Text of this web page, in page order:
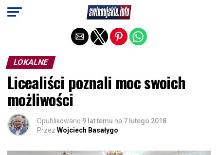
LOKALNE
Licealiści poznali moc swoich
możliwości
Opublikowano 9 lat temu na 7 lutego 2018
Przez Wojciech Basałygo
Exit mobile version